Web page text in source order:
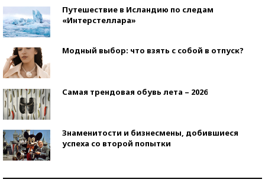
Путешествие в Исландию по следам
«Интерстеллара»
Модный выбор: что взять с собой в отпуск?
Самая трендовая обувь лета – 2026
Знаменитости и бизнесмены, добившиеся
успеха со второй попытки